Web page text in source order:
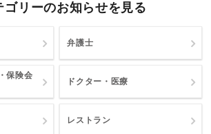
ゴリーのお知らせを見る
弁護士
保険会
ドクター・医療
レストラン